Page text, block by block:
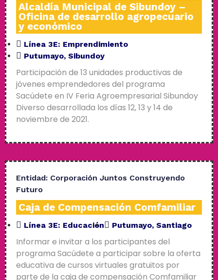
Alcaldía Municipal de Sibundoy –
Oficina de desarrollo agropecuario
y económico
Línea 3E: Emprendimiento
Putumayo, Sibundoy
Participación de 13 unidades productivas de
jóvenes emprendedores del programa
Sacúdete en IV Feria Agroempresarial Sibundoy
Diverso desarrollada los días 12, 13 y 14 de
noviembre de 2021.
Entidad: Corporación Juntos Construyendo
Futuro
Caja de Compensación Comfamiliar
Línea 3E: Educación Putumayo, Santiago
Informar e invitar a los participantes del
programa Sacúdete a participar sobre la oferta
educativa de cursos virtuales gratuitos por
parte de la caja de compensación Comfamiliar